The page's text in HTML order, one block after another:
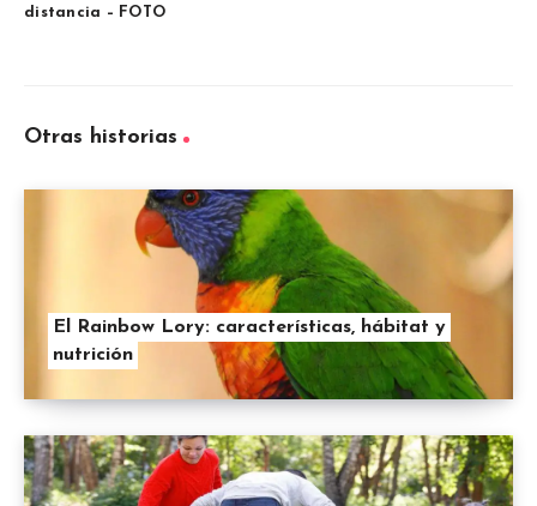
distancia – FOTO
Otras historias
El Rainbow Lory: características, hábitat y
nutrición